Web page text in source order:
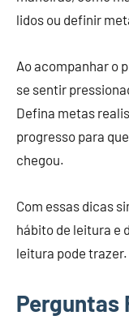
lidos ou definir
Ao acompanhar o
se sentir
Defina metas
progresso para
chegou.
Com essas dicas
hábito de leitura e
leitura pode trazer.
Perguntas